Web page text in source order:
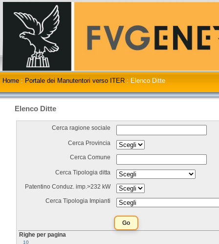
Home : Portale dei Manutentori verso ITER : Elenco Ditte
Elenco Ditte
Cerca ragione sociale
Cerca Provincia
Cerca Comune
Cerca Tipologia ditta
Patentino Conduz. imp.>232 kW
Cerca Tipologia Impianti
Righe per pagina
10